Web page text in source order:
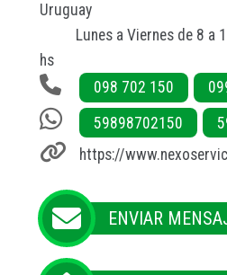
Uruguay
Lunes a Viernes de 8 a
hs
098 702 150
59898702150
https://
ENVIAR